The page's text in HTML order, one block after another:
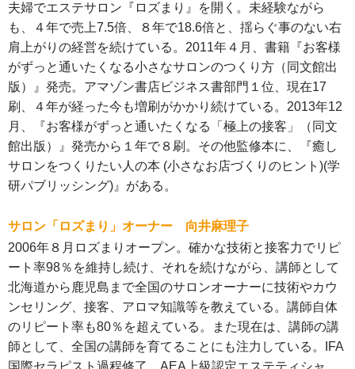
夫婦でエステサロン『ロズまり』を開く。未経験ながら
も、４年で売上7.5倍、８年で18.6倍と、揺らぐ事のない右
肩上がりの経営を続けている。2011年４月、書籍『お客様
がずっと通いたくなる小さなサロンのつくり方（同文館出
版）』発売。アマゾン書店ビジネス書部門１位、現在17
刷、４年が経った今も増刷がかかり続けている。2013年12
月、『お客様がずっと通いたくなる「極上の接客」（同文
館出版）』発売から１年で８刷。その他監修本に、『癒し
サロンをつくりたい人の本 (小さなお店づくりのヒント)(学
研パブリッシング)』がある。
サロン「ロズまり」オーナー 向井麻理子
2006年８月ロズまりオープン。確かな技術と接客力でリピ
ート率98％を維持し続け、それを続けながら、講師として
北海道から鹿児島まで全国のサロンオーナーに技術やカウ
ンセリング、接客、アロマ知識等を教えている。講師自体
のリピート率も80％を超えている。また現在は、講師の講
師として、全国の講師を育てることにも注力している。IFA